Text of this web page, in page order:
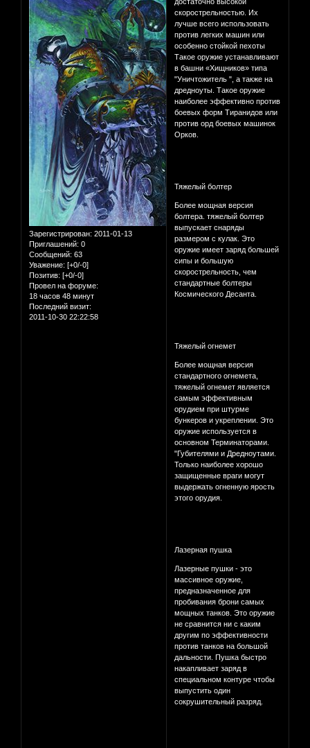
Зарегистрирован: 2011-01-13
Приглашений: 0
Сообщений: 63
Уважение: [+0/-0]
Позитив: [+0/-0]
Провел на форуме:
18 часов 48 минут
Последний визит:
2011-10-30 22:22:58
скорострельностью. Их
лучше всего использовать
против легких машин или
особенно стойкой пехоты
Такое оружие устанавливают
в башни «Хищников» типа
"Уничтожитель ", а также на
дредноуты. Такое оружие
наиболее эффективно против
боевых форм Тиранидов или
против орд боевых машинок
Орков.
Тяжелый болтер
Более мощная версия
болтера. тяжелый болтер
выпускает снаряды
размером с кулак. Это
оружие имеет заряд большей
сипы и большую
скорострельность, чем
стандартные болтеры
Космического Десанта.
Тяжелый огнемет
Более мощная версия
стандартного огнемета,
тяжелый огнемет является
самым эффективным
орудием при штурме
бункеров и укреплении. Это
оружие используется в
основном Терминаторами.
"Губителями и Дредноутами.
Только наиболее хорошо
защищенные враги могут
выдержать огненную ярость
этого орудия.
Лазерная пушка
Лазерные пушки - это
массивное оружие,
предназначенное для
пробивания брони самых
мощных танков. Это оружие
не сравнится ни с каким
другим по эффективности
против танков на большой
дальности. Пушка быстро
накапливает заряд в
специальном контуре чтобы
выпустить один
сокрушительный разряд.